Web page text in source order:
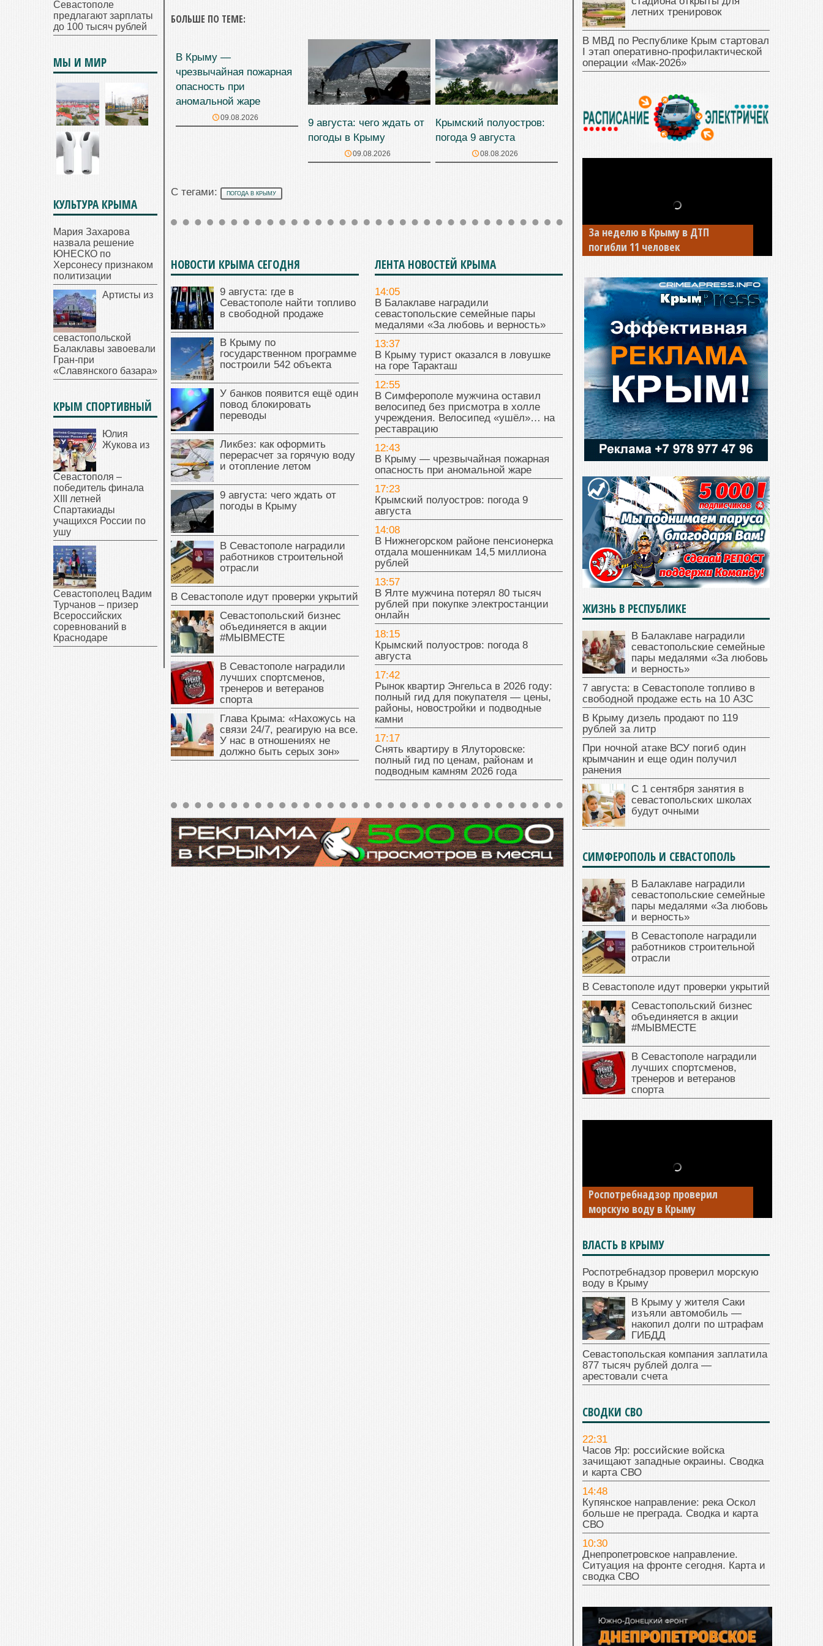
БОЛЬШЕ ПО ТЕМЕ:
В Крыму —
чрезвычайная пожарная
опасность при
аномальной жаре
09.08.2026
9 августа: чего ждать от
погоды в Крыму
09.08.2026
Крымский полуостров:
погода 9 августа
08.08.2026
С тегами: ПОГОДА В КРЫМУ
НОВОСТИ КРЫМА СЕГОДНЯ
9 августа: где в
Севастополе найти топливо
в свободной продаже
В Крыму по
государственном программе
построили 542 объекта
У банков появится ещё один
повод блокировать
переводы
Ликбез: как оформить
перерасчет за горячую воду
и отопление летом
9 августа: чего ждать от
погоды в Крыму
В Севастополе наградили
работников строительной
отрасли
В Севастополе идут проверки укрытий
Севастопольский бизнес
объединяется в акции
#МЫВМЕСТЕ
В Севастополе наградили
лучших спортсменов,
тренеров и ветеранов
спорта
Глава Крыма: «Нахожусь на
связи 24/7, реагирую на все.
У нас в отношениях не
должно быть серых зон»
ЛЕНТА НОВОСТЕЙ КРЫМА
14:05
В Балаклаве наградили
севастопольские семейные пары
медалями «За любовь и верность»
13:37
В Крыму турист оказался в ловушке
на горе Таракташ
12:55
В Симферополе мужчина оставил
велосипед без присмотра в холле
учреждения. Велосипед «ушёл»… на
реставрацию
12:43
В Крыму — чрезвычайная пожарная
опасность при аномальной жаре
17:23
Крымский полуостров: погода 9
августа
14:08
В Нижнегорском районе пенсионерка
отдала мошенникам 14,5 миллиона
рублей
13:57
В Ялте мужчина потерял 80 тысяч
рублей при покупке электростанции
онлайн
18:15
Крымский полуостров: погода 8
августа
17:42
Рынок квартир Энгельса в 2026 году:
полный гид для покупателя — цены,
районы, новостройки и подводные
камни
17:17
Снять квартиру в Ялуторовске:
полный гид по ценам, районам и
подводным камням 2026 года
Севастополе
предлагают зарплаты
до 100 тысяч рублей
МЫ И МИР
КУЛЬТУРА КРЫМА
Мария Захарова
назвала решение
ЮНЕСКО по
Херсонесу признаком
политизации
Артисты из
севастопольской
Балаклавы завоевали
Гран-при
«Славянского базара»
КРЫМ СПОРТИВНЫЙ
Юлия
Жукова из
Севастополя –
победитель финала
XIII летней
Спартакиады
учащихся России по
ушу
Севастополец Вадим
Турчанов – призер
Всероссийских
соревнований в
Краснодаре
летних тренировок
В МВД по Республике Крым стартовал
I этап оперативно‑профилактической
операции «Мак‑2026»
За неделю в Крыму в ДТП
погибли 11 человек
В Джанкое водитель ВАЗа сбил
двух детей на «зебре»
ЖИЗНЬ В РЕСПУБЛИКЕ
В Балаклаве наградили
севастопольские семейные
пары медалями «За любовь
и верность»
7 августа: в Севастополе топливо в
свободной продаже есть на 10 АЗС
В Крыму дизель продают по 119
рублей за литр
При ночной атаке ВСУ погиб один
крымчанин и еще один получил
ранения
С 1 сентября занятия в
севастопольских школах
будут очными
СИМФЕРОПОЛЬ И СЕВАСТОПОЛЬ
В Балаклаве наградили
севастопольские семейные
пары медалями «За любовь
и верность»
В Севастополе наградили
работников строительной
отрасли
В Севастополе идут проверки укрытий
Севастопольский бизнес
объединяется в акции
#МЫВМЕСТЕ
В Севастополе наградили
лучших спортсменов,
тренеров и ветеранов
спорта
Роспотребнадзор проверил
морскую воду в Крыму
автомобиль — накопил долги по
штрафам ГИБДД
ВЛАСТЬ В КРЫМУ
Роспотребнадзор проверил морскую
воду в Крыму
В Крыму у жителя Саки
изъяли автомобиль —
накопил долги по штрафам
ГИБДД
Севастопольская компания заплатила
877 тысяч рублей долга —
арестовали счета
СВОДКИ СВО
22:31
Часов Яр: российские войска
зачищают западные окраины. Сводка
и карта СВО
14:48
Купянское направление: река Оскол
больше не преграда. Сводка и карта
СВО
10:30
Днепропетровское направление.
Ситуация на фронте сегодня. Карта и
сводка СВО